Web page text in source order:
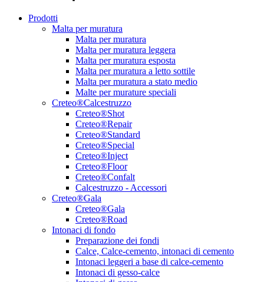
Prodotti
Malta per muratura
Malta per muratura
Malta per muratura leggera
Malta per muratura esposta
Malta per muratura a letto sottile
Malta per muratura a stato medio
Malte per murature speciali
Creteo®Calcestruzzo
Creteo®Shot
Creteo®Repair
Creteo®Standard
Creteo®Special
Creteo®Inject
Creteo®Floor
Creteo®Confalt
Calcestruzzo - Accessori
Creteo®Gala
Creteo®Gala
Creteo®Road
Intonaci di fondo
Preparazione dei fondi
Calce, Calce-cemento, intonaci di cemento
Intonaci leggeri a base di calce-cemento
Intonaci di gesso-calce